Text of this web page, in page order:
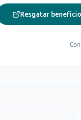
Resgatar